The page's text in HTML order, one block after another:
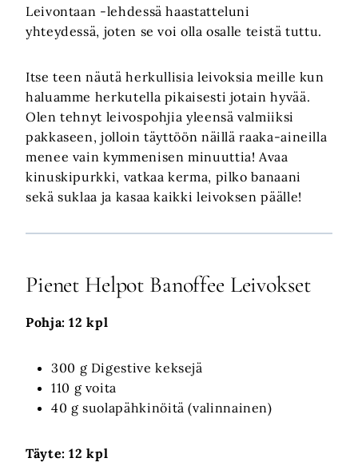
Leivontaan -lehdessä haastatteluni
yhteydessä, joten se voi olla osalle teistä tuttu.
Itse teen näutä herkullisia leivoksia meille kun
haluamme herkutella pikaisesti jotain hyvää.
Olen tehnyt leivospohjia yleensä valmiiksi
pakkaseen, jolloin täyttöön näillä raaka-aineilla
menee vain kymmenisen minuuttia! Avaa
kinuskipurkki, vatkaa kerma, pilko banaani
sekä suklaa ja kasaa kaikki leivoksen päälle!
Pienet Helpot Banoffee Leivokset
Pohja: 12 kpl
300 g Digestive keksejä
110 g voita
40 g suolapähkinöitä (valinnainen)
Täyte: 12 kpl